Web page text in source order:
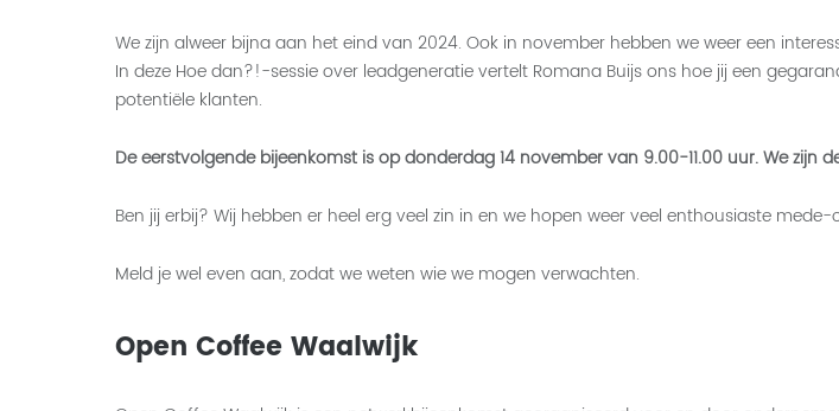
We zijn alweer bijna aan het eind van 2024. Ook in november hebben we weer een
In deze Hoe dan?!-sessie over leadgeneratie vertelt Romana Buijs ons hoe jij een
potentiële klanten.
De eerstvolgende bijeenkomst is op donderdag 14 november van 9.00-11.00 uur. We zijn
Ben jij erbij? Wij hebben er heel erg veel zin in en we hopen weer veel enthousiaste
Meld je wel even aan, zodat we weten wie we mogen verwachten.
Open Coffee Waalwijk